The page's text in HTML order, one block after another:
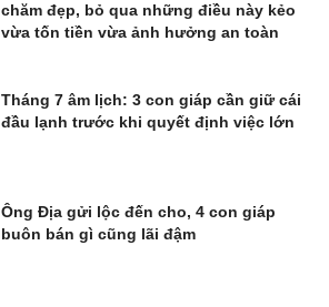
chăm đẹp, bỏ qua những điều này kẻo
vừa tốn tiền vừa ảnh hưởng an toàn
Tháng 7 âm lịch: 3 con giáp cần giữ cái
đầu lạnh trước khi quyết định việc lớn
Ông Địa gửi lộc đến cho, 4 con giáp
buôn bán gì cũng lãi đậm